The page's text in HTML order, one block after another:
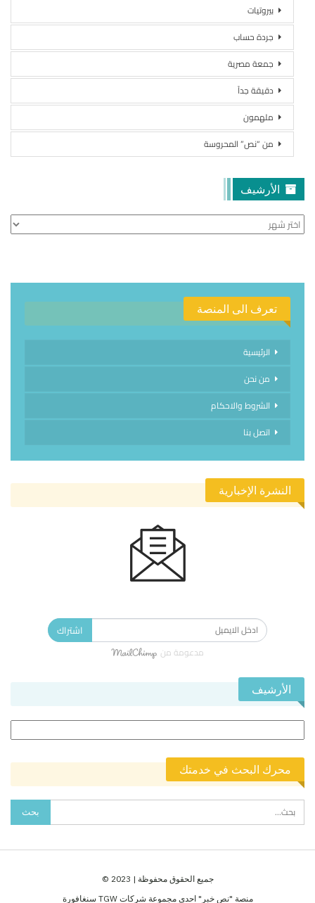
بيروتيات
جردة حساب
جمعة مصرية
دقيقة جداً
ملهمون
من “نص” المحروسة
الأرشيف
الأرشيف
تعرف الى المنصة
الرئيسية
من نحن
الشروط والاحكام
اتصل بنا
النشرة الإخبارية
اشتراك
مدعومة من
الأرشيف
محرك البحث في خدمتك
جميع الحقوق محفوظة | 2023 ©
منصة "نص خبر" احدى مجموعة شركات TGW سنغافورة